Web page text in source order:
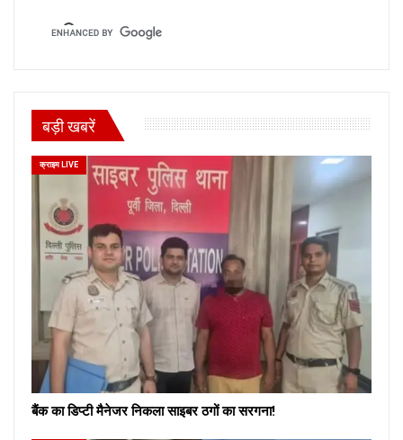
बड़ी खबरें
क्राइम LIVE
बैंक का डिप्टी मैनेजर निकला साइबर ठगों का सरगना!